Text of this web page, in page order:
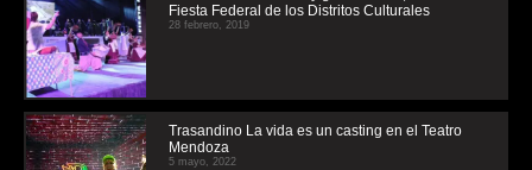
Fiesta Federal de los Distritos Culturales
28 febrero, 2019
Trasandino La vida es un casting en el Teatro
Mendoza
5 mayo, 2022